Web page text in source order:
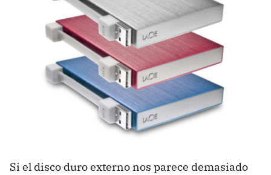
Si el disco duro externo nos parece demasiado